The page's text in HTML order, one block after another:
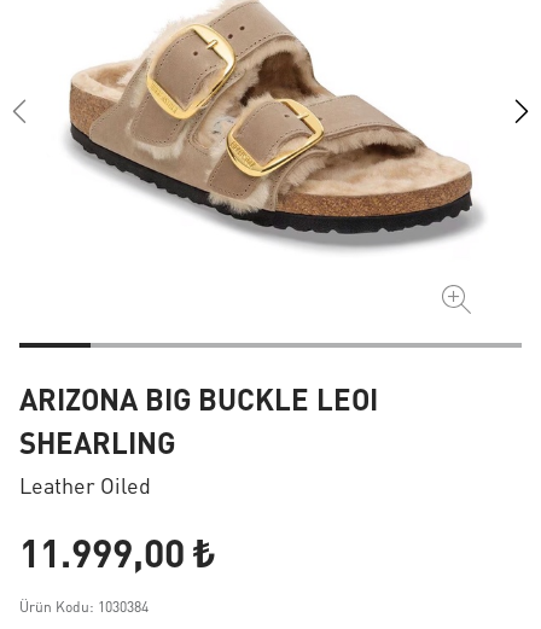
ARIZONA BIG BUCKLE LEOI
SHEARLING
Leather Oiled
11.999,00 ₺
Ürün Kodu: 1030384